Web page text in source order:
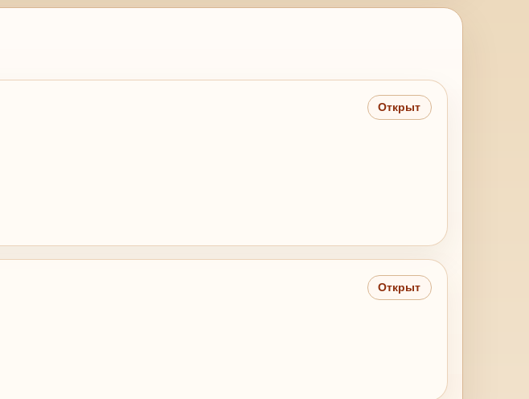
Открыт
Открыт